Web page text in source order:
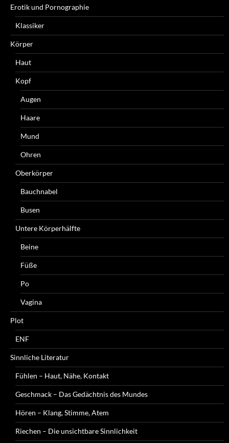
Erotik und Pornographie
Klassiker
Körper
Haut
Kopf
Augen
Haare
Mund
Ohren
Oberkörper
Bauchnabel
Busen
Untere Körperhälfte
Beine
Füße
Po
Vagina
Plot
ENF
Sinnliche Literatur
Fühlen – Haut, Nähe, Kontakt
Geschmack – Das Gedächtnis des Mundes
Hören – Klang, Stimme, Atem
Riechen – Die unsichtbare Sinnlichkeit